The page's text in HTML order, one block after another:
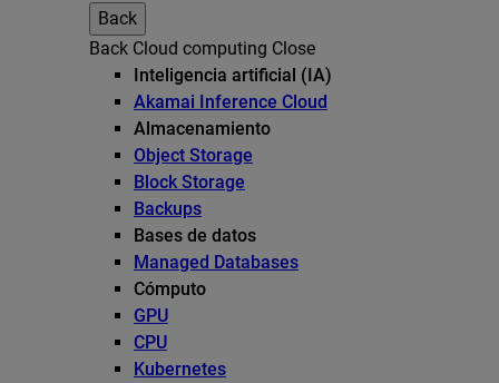
Back
Back Cloud computing Close
Inteligencia artificial (IA)
Akamai Inference Cloud
Almacenamiento
Object Storage
Block Storage
Backups
Bases de datos
Managed Databases
Cómputo
GPU
CPU
Kubernetes